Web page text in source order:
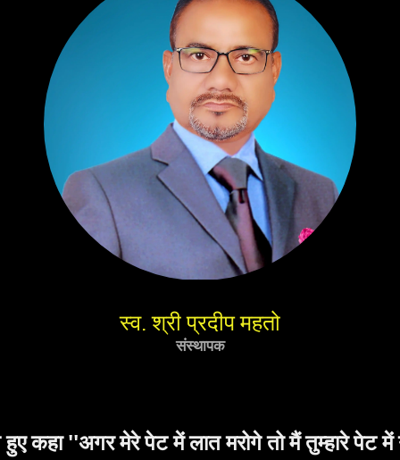
स्व. श्री प्रदीप महतो
संस्थापक
तो मैं तुम्हारे पेट में गोली मारने का दम रखता